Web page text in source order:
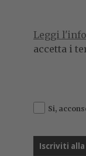
Leggi
accetta i
Si,